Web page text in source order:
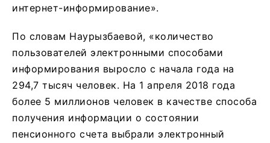
интернет-информирование».
По словам Наурызбаевой, «количество
пользователей электронными способами
информирования выросло с начала года на
294,7 тысяч человек. На 1 апреля 2018 года
более 5 миллионов человек в качестве способа
получения информации о состоянии
пенсионного счета выбрали электронный